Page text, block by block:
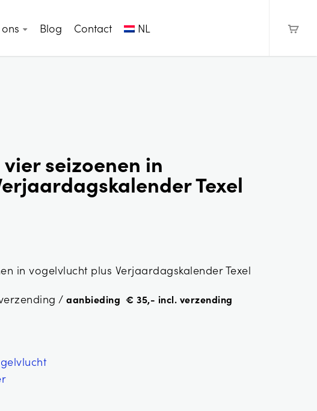
Blog Contact NL
seizoenen in
Texel
in vogelvlucht plus Verjaardagskalender Texel
/aanbieding € 35,- incl. verzending